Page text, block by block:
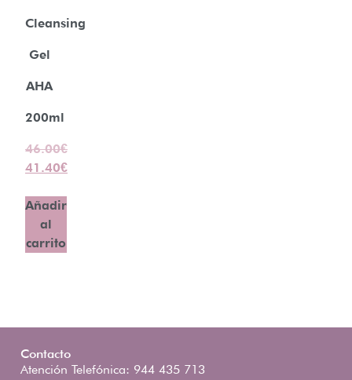
Cleansing
Gel
AHA
200ml
46.00€
41.40€
Añadir
al
carrito
Contacto
Atención Telefónica: 944 435 713